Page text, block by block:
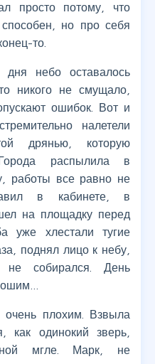
просто потому, что
но про себя
то.
небо оставалось
никого не смущало,
ошибок. Вот и
налетели
дрянью, которую
распылила в
работы все равно не
в кабинете, в
на площадку перед
уже хлестали тугие
поднял лицо к небу,
не собирался. День
плохим. Взвыла
как одинокий зверь,
мгле. Марк, не